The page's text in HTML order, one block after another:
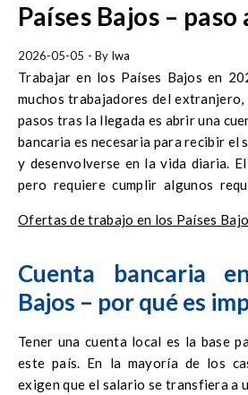
Países Bajos – paso
2026-05-05 - By Iwa
Trabajar en los Países Bajos en
muchos trabajadores del
pasos tras la llegada es abrir una
bancaria es necesaria para recibir el
y desenvolverse en la vida diaria.
pero requiere cumplir algunos
Ofertas de trabajo en los Países
Cuenta bancaria
Bajos – por qué es
Tener una cuenta local es la base
este país. En la mayoría de los
exigen que el salario se transfiera a